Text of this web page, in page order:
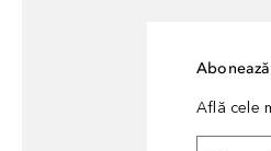
Află cele